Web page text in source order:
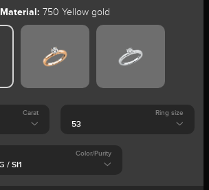
Material: 750 Yellow gold
Carat Ring size
Color/Purity